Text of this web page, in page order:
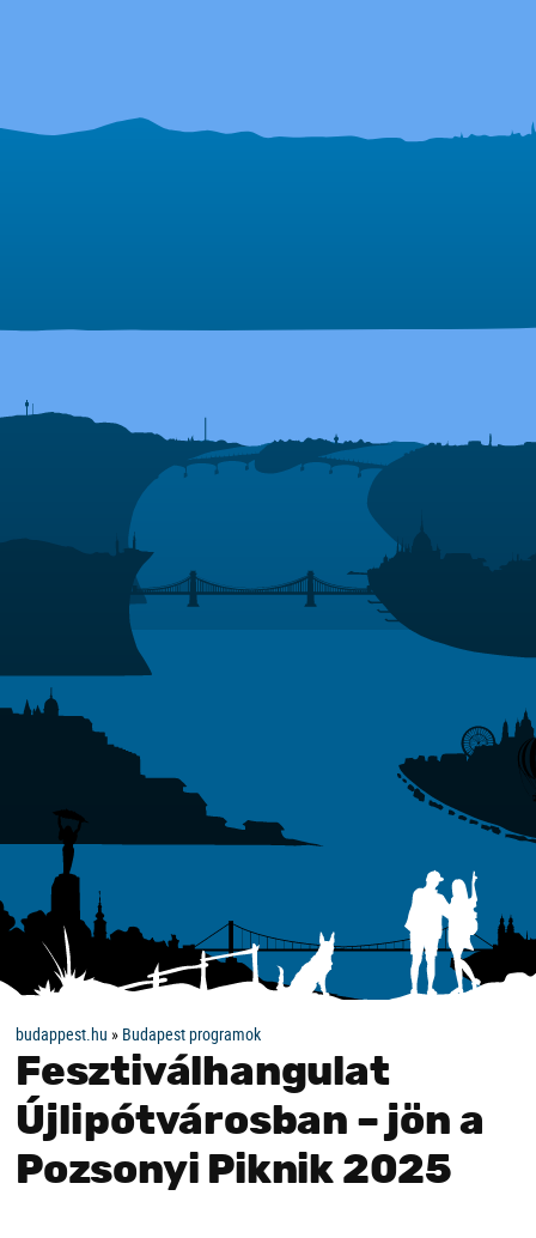
budappest.hu » Budapest programok
Fesztiválhangulat
Újlipótvárosban – jön a
Pozsonyi Piknik 2025